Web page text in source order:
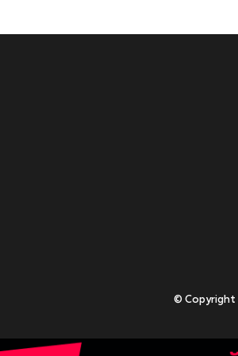
© Copyright